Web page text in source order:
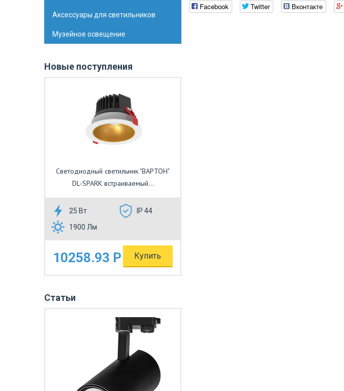
Аксессуары для светильников
Музейное освещение
Новые поступления
Светодиодный светильник "ВАРТОН"
DL-SPARK встраиваемый...
25 Вт
IP 44
1900 Лм
10258.93 Р Купить
Статьи
Facebook Twitter Вконтакте